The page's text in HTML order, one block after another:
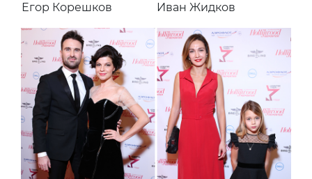
Егор Корешков Иван Жидков